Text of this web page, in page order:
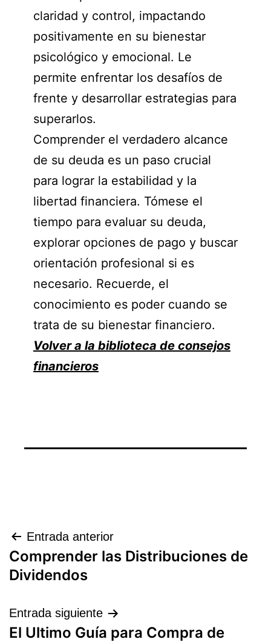
claridad y control, impactando
positivamente en su bienestar
psicológico y emocional. Le
permite enfrentar los desafíos de
frente y desarrollar estrategias para
superarlos.
Comprender el verdadero alcance
de su deuda es un paso crucial
para lograr la estabilidad y la
libertad financiera. Tómese el
tiempo para evaluar su deuda,
explorar opciones de pago y buscar
orientación profesional si es
necesario. Recuerde, el
conocimiento es poder cuando se
trata de su bienestar financiero.
Volver a la biblioteca de consejos
financieros
Navegación
de
Entrada anterior
Comprender las Distribuciones de
Dividendos
Entrada siguiente
El Ultimo Guía para Compra de